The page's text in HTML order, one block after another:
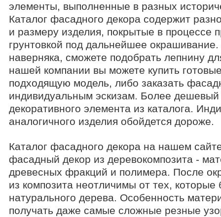
элементы, выполненные в разных
Каталог фасадного декора содержит
и размеру изделия, покрытые в процессе
грунтовкой под дальнейшее
наверняка, сможете подобрать лепнину
нашей компании вы можете купить
подходящую модель, либо заказать
индивидуальным эскизам. Более
декоративного элемента из каталога.
аналогичного изделия обойдется дороже.
Каталог фасадного декора на нашем
фасадный декор из деревокомпозита -
древесных фракций и полимера. После
из композита неотличимы от тех, которые
натурального дерева. Особенность
получать даже самые сложные резные